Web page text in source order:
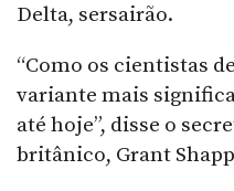
Delta, sersairão.
“Como os cientistas
variante mais
até hoje”, disse o
britânico, Grant